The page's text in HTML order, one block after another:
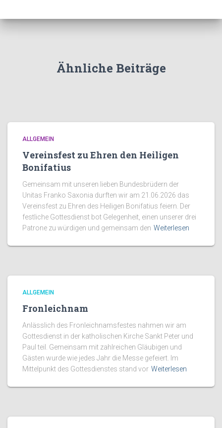
Ähnliche Beiträge
ALLGEMEIN
Vereinsfest zu Ehren den Heiligen
Bonifatius
Gemeinsam mit unseren lieben Bundesbrüdern der
Unitas Franko Saxonia durften wir am 21.06.2026 das
Vereinsfest zu Ehren des Heiligen Bonifatius feiern. Der
festliche Gottesdienst bot Gelegenheit, einen unserer drei
Patrone zu würdigen und gemeinsam den Weiterlesen
ALLGEMEIN
Fronleichnam
Anlässlich des Fronleichnamsfestes nahmen wir am
Gottesdienst in der katholischen Kirche Sankt Peter und
Paul teil. Gemeinsam mit zahlreichen Gläubigen und
Gästen wurde wie jedes Jahr die Messe gefeiert. Im
Mittelpunkt des Gottesdienstes stand vor Weiterlesen